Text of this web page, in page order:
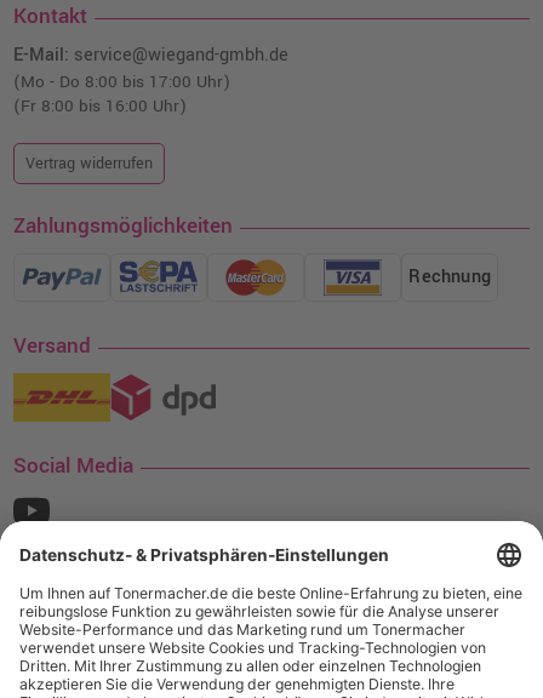
Kontakt
E-Mail: service@wiegand-gmbh.de
(Mo - Do 8:00 bis 17:00 Uhr)
(Fr 8:00 bis 16:00 Uhr)
Vertrag widerrufen
Zahlungsmöglichkeiten
Rechnung
Versand
Social Media
¹ Nur gültig für den Versand innerhalb Deutschlands. Befindet sich ein Warenwert
von mindestens 35€ (inkl. Mwst.) an Ampertec Artikeln in Ihrem Warenkorb, ist der
Versand für Sie kostenfrei.